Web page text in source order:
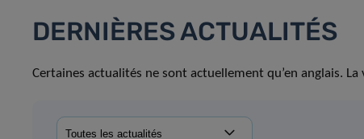
DERNIÈRES ACTUALITÉS
Certaines actualités ne sont actuellement qu’en anglais.